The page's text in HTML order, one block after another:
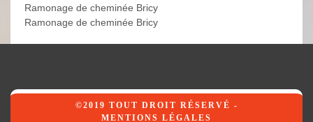
Ramonage de cheminée Bricy
Ramonage de cheminée Bricy
©2019 TOUT DROIT RÉSERVÉ -
MENTIONS LÉGALES